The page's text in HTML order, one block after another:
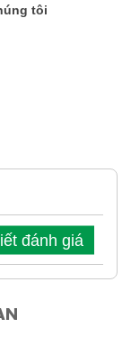
tôi
đánh giá